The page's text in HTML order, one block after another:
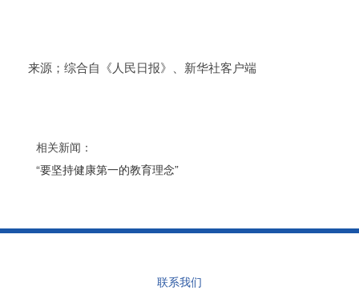
来源；综合自《人民日报》、新华社客户端
相关新闻：
“要坚持健康第一的教育理念”
联系我们